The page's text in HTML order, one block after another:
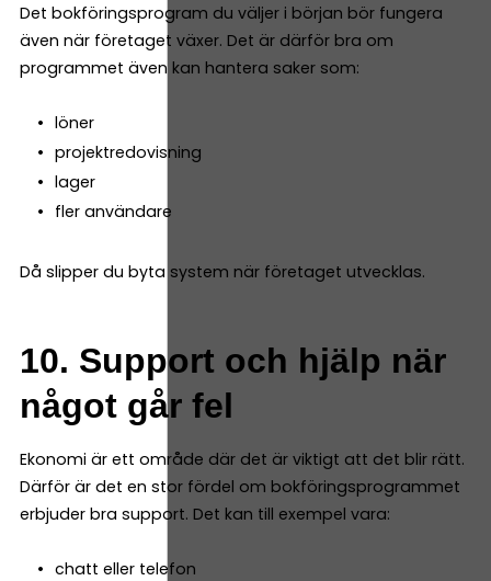
Det bokföringsprogram du väljer i början bör fungera
även när företaget växer. Det är därför bra om
programmet även kan hantera saker som:
löner
projektredovisning
lager
fler användare
Då slipper du byta system när företaget utvecklas.
10. Support och hjälp när
något går fel
Ekonomi är ett område där det är viktigt att det blir rätt.
Därför är det en stor fördel om bokföringsprogrammet
erbjuder bra support. Det kan till exempel vara:
chatt eller telefon